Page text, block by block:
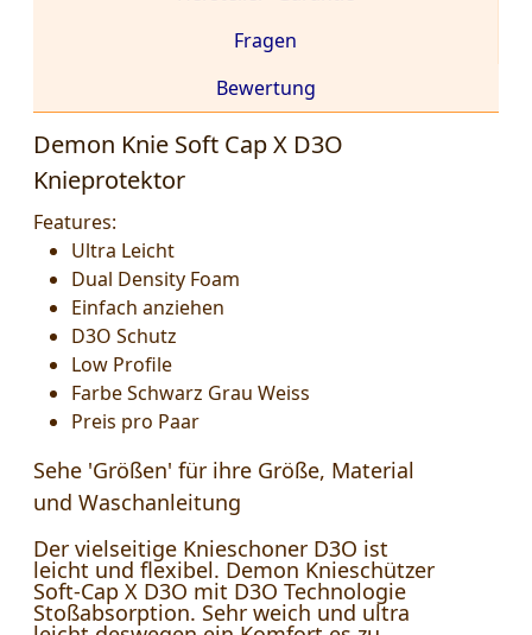
Demon Knie Soft Cap X D3O
Knieprotektor
Features:
Ultra Leicht
Dual Density Foam
Einfach anziehen
D3O Schutz
Low Profile
Farbe Schwarz Grau Weiss
Preis pro Paar
Sehe 'Größen' für ihre Größe, Material
und Waschanleitung
Der vielseitige Knieschoner D3O ist
leicht und flexibel. Demon Knieschützer
Soft-Cap X D3O mit D3O Technologie
Stoßabsorption. Sehr weich und ultra
Fragen
Bewertung